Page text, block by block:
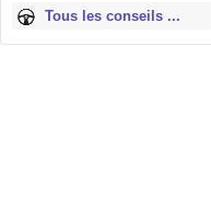
Tous les conseils ...